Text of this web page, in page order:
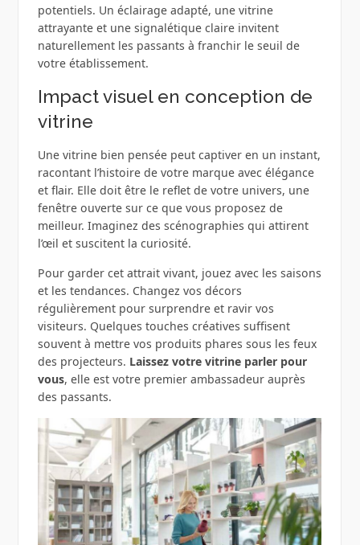
potentiels. Un éclairage adapté, une vitrine
attrayante et une signalétique claire invitent
naturellement les passants à franchir le seuil de
votre établissement.
Impact visuel en conception de
vitrine
Une vitrine bien pensée peut captiver en un instant,
racontant l’histoire de votre marque avec élégance
et flair. Elle doit être le reflet de votre univers, une
fenêtre ouverte sur ce que vous proposez de
meilleur. Imaginez des scénographies qui attirent
l’œil et suscitent la curiosité.
Pour garder cet attrait vivant, jouez avec les saisons
et les tendances. Changez vos décors
régulièrement pour surprendre et ravir vos
visiteurs. Quelques touches créatives suffisent
souvent à mettre vos produits phares sous les feux
des projecteurs. Laissez votre vitrine parler pour
vous, elle est votre premier ambassadeur auprès
des passants.